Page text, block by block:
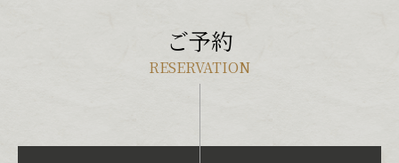
ご予約
RESERVATION